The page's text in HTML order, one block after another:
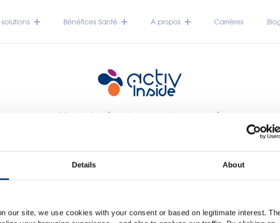
Details About
our site, we use cookies with your consent or based on legitimate interest.
Merci de sélectionner votre marché
noter que ce site web est exclusivement destiné aux professionnels de
alimentaires et en aucun cas aux consommateurs. Ce
dans plusieurs pays, il peut contenir des déclarations, des
non conformes au règlement CE n. 1924/2006 ou à d'autres
solutions Bénéfices Santé A propos Carrières